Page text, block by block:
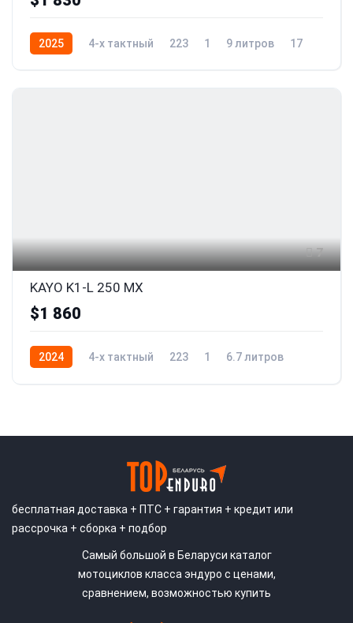
2025 4-x тактный 223 1 9 литров 17
7
KAYO K1-L 250 MX
$1 860
2024 4-x тактный 223 1
6.7 литров
бесплатная доставка + ПТС + гарантия + кредит или
рассрочка + сборка + подбор
Самый большой в Беларуси каталог
мотоциклов класса эндуро с ценами,
сравнением, возможностью купить